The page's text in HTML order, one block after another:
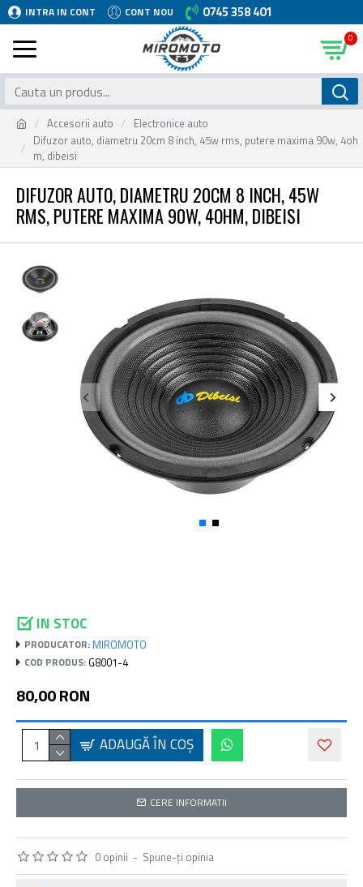
INTRA IN CONT CONT NOU 0745 358 401
0
Accesorii auto
Electronice auto
Difuzor auto, diametru 20cm 8 inch, 45w rms, putere maxima 90w, 4oh
m, dibeisi
DIFUZOR AUTO, DIAMETRU 20CM 8 INCH, 45W
RMS, PUTERE MAXIMA 90W, 4OHM, DIBEISI
IN STOC
PRODUCATOR: MIROMOTO
COD PRODUS: G8001-4
0 opinii - Spune-ţi opinia
80,00 RON
ADAUGĂ ÎN COŞ
CERE INFORMATII